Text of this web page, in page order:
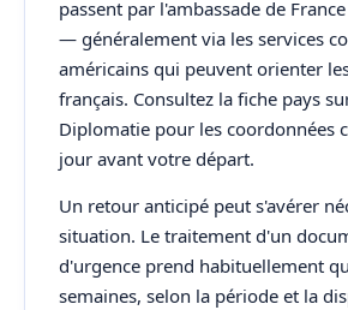
passent par l'ambassade de
— généralement via les services
américains qui peuvent orienter
français. Consultez la fiche pays
Diplomatie pour les coordonnées
jour avant votre départ.
Un retour anticipé peut s'avérer
situation. Le traitement d'un
d'urgence prend habituellement
semaines, selon la période et la